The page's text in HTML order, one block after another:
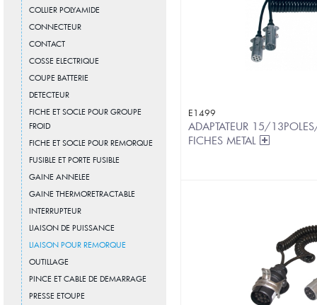
COLLIER POLYAMIDE
CONNECTEUR
CONTACT
COSSE ELECTRIQUE
COUPE BATTERIE
DETECTEUR
FICHE ET SOCLE POUR GROUPE
FROID
FICHE ET SOCLE POUR REMORQUE
FUSIBLE ET PORTE FUSIBLE
GAINE ANNELEE
GAINE THERMORETRACTABLE
INTERRUPTEUR
LIAISON DE PUISSANCE
LIAISON POUR REMORQUE
OUTILLAGE
PINCE ET CABLE DE DEMARRAGE
PRESSE ETOUPE
E1499
ADAPTATEUR 15/
FICHES METAL